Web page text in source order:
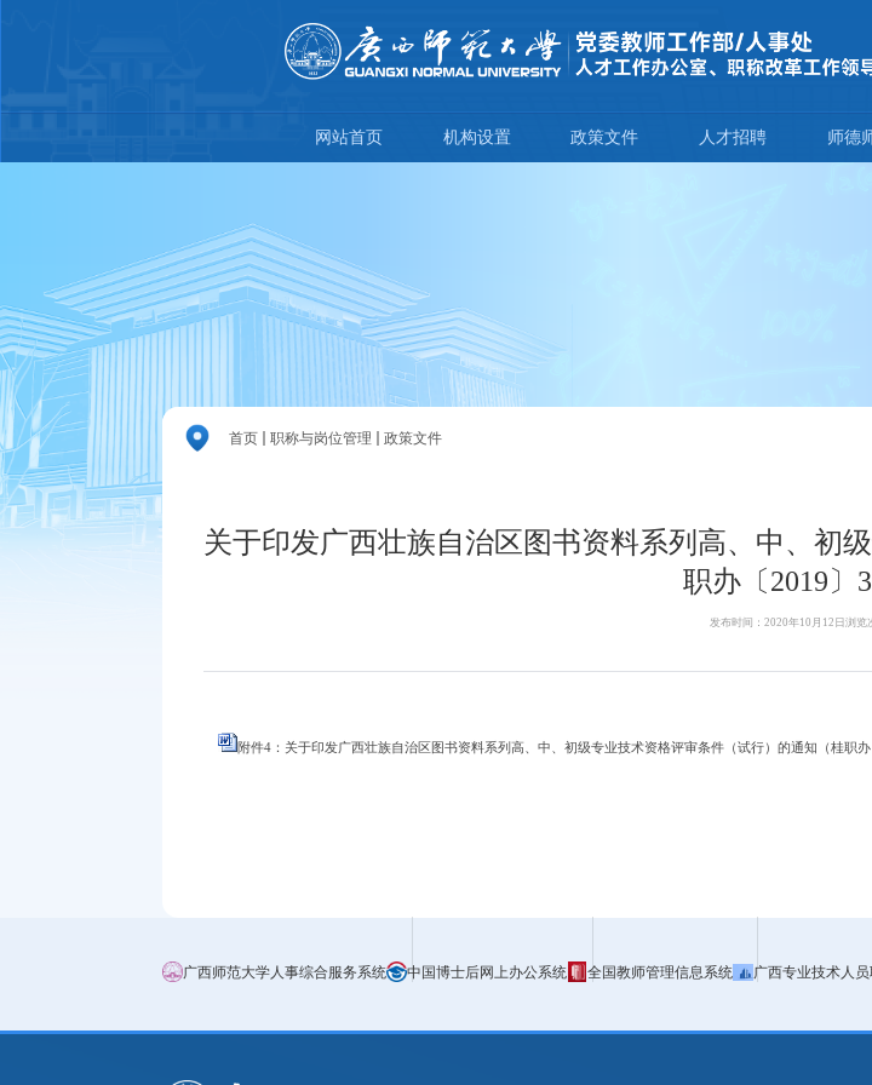
网站首页 机构设置 政策文件 人才招聘 师德
首页 职称与岗位管理 政策文件
关于印发广西壮族自治区图书资料系列高、中、初
职办〔2019〕
发布时间：2020年10月12日 浏览
附件4：关于印发广西壮族自治区图书资料系列高、中、初级专业技术资格评审条件（试行）的通知（桂职
广西师范大学人事综合服务系统 中国博士后网上办公系统 全国教师管理信息系统 广西专业技术人